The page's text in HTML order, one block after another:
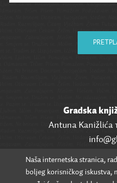
Gradska
Antuna Kanižlića
SVI
Naša internetska stranica,
boljeg korisničkog iskustva,